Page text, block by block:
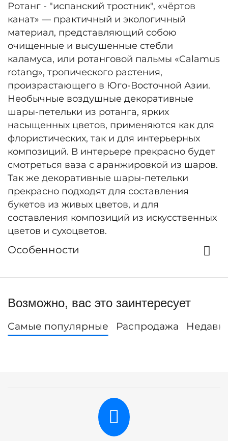
Ротанг - "испанский тростник", «чёртов
канат» — практичный и экологичный
материал, представляющий собою
очищенные и высушенные стебли
каламуса, или ротанговой пальмы «Calamus
rotang», тропического растения,
произрастающего в Юго-Восточной Азии.
Необычные воздушные декоративные
шары-петельки из ротанга, ярких
насыщенных цветов, применяются как для
флористических, так и для интерьерных
композиций. В интерьере прекрасно будет
смотреться ваза с аранжировкой из шаров.
Так же декоративные шары-петельки
прекрасно подходят для составления
букетов из живых цветов, и для
составления композиций из искусственных
цветов и сухоцветов.
Особенности
Возможно, вас это заинтересует
Самые популярные Распродажа